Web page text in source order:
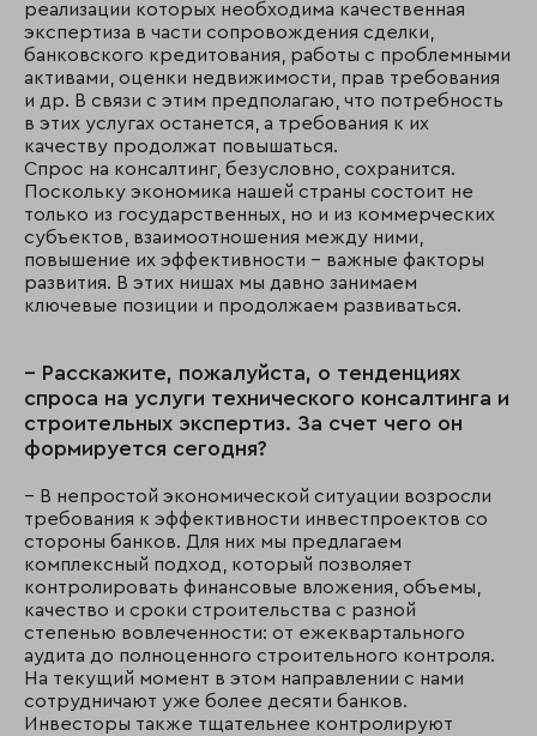
реализации которых необходима качественная
экспертиза в части сопровождения сделки,
банковского кредитования, работы с проблемными
активами, оценки недвижимости, прав требования
и др. В связи с этим предполагаю, что потребность
в этих услугах останется, а требования к их
качеству продолжат повышаться.
Спрос на консалтинг, безусловно, сохранится.
Поскольку экономика нашей страны состоит не
только из государственных, но и из коммерческих
субъектов, взаимоотношения между ними,
повышение их эффективности – важные факторы
развития. В этих нишах мы давно занимаем
ключевые позиции и продолжаем развиваться.
– Расскажите, пожалуйста, о тенденциях
спроса на услуги технического консалтинга и
строительных экспертиз. За счет чего он
формируется сегодня?
– В непростой экономической ситуации возросли
требования к эффективности инвестпроектов со
стороны банков. Для них мы предлагаем
комплексный подход, который позволяет
контролировать финансовые вложения, объемы,
качество и сроки строительства с разной
степенью вовлеченности: от ежеквартального
аудита до полноценного строительного контроля.
На текущий момент в этом направлении с нами
сотрудничают уже более десяти банков.
Инвесторы также тщательнее контролируют